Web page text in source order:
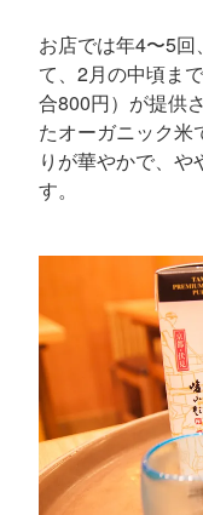
お店では年4〜5
て、2月の中頃ま
合800円）が提供
たオーガニック米
りが華やかで、
す。